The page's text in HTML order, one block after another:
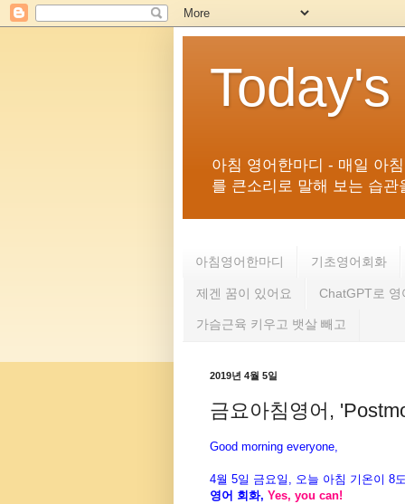
아침 영어한마디 - 매일 아
를 큰소리로 말해 보는 습
아침영어한마디 기초영어회화
제겐 꿈이 있어요 ChatGPT로 영
가슴근육 키우고 뱃살 빼고
2019년 4월 5일
금요아침영어,
Good morning everyone,
4월 5일 금요일 , 오늘 아침 기온이 8
영어 회화, Yes, you can!